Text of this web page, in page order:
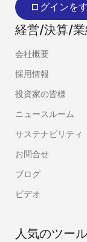
ログインを
経営/決算/
会社概要
採用情報
投資家の皆様
ニュースルーム
サステナビリティ
お問合せ
ブログ
ビデオ
人気のツール